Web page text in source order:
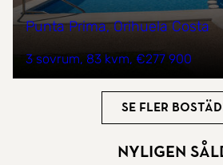
Punta Prima, Orihuela Costa
3 sovrum 83 kvm €277 900
Se fler
Nyligen